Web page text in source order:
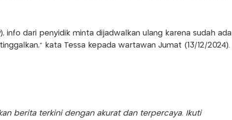
info dari penyidik minta dijadwalkan ulang karena sudah ada
kata Tessa kepada wartawan Jumat (13/12/2024).
berita terkini dengan akurat dan terpercaya. Ikuti